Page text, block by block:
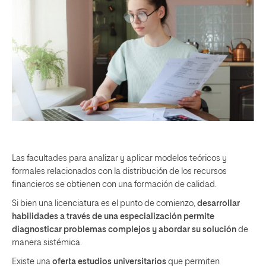
Las facultades para analizar y aplicar modelos teóricos y
formales relacionados con la distribución de los recursos
financieros se obtienen con una formación de calidad.
Si bien una licenciatura es el punto de comienzo, desarrollar
habilidades a través de una especialización permite
diagnosticar problemas complejos y abordar su solución de
manera sistémica.
Existe una oferta estudios universitarios que permiten